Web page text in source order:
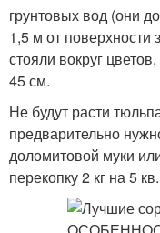
грунтовых вод (они
1,5 м от
стояли вокруг
45 см.
Не будут расти
предварительно
доломитовой муки
перекопку 2 кг на 5